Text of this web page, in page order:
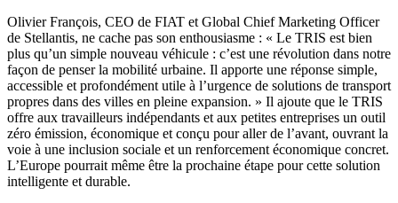
Olivier François, CEO de FIAT et Global Chief Marketing Officer
de Stellantis, ne cache pas son enthousiasme : « Le TRIS est bien
plus qu’un simple nouveau véhicule : c’est une révolution dans notre
façon de penser la mobilité urbaine. Il apporte une réponse simple,
accessible et profondément utile à l’urgence de solutions de transport
propres dans des villes en pleine expansion. » Il ajoute que le TRIS
offre aux travailleurs indépendants et aux petites entreprises un outil
zéro émission, économique et conçu pour aller de l’avant, ouvrant la
voie à une inclusion sociale et un renforcement économique concret.
L’Europe pourrait même être la prochaine étape pour cette solution
intelligente et durable.